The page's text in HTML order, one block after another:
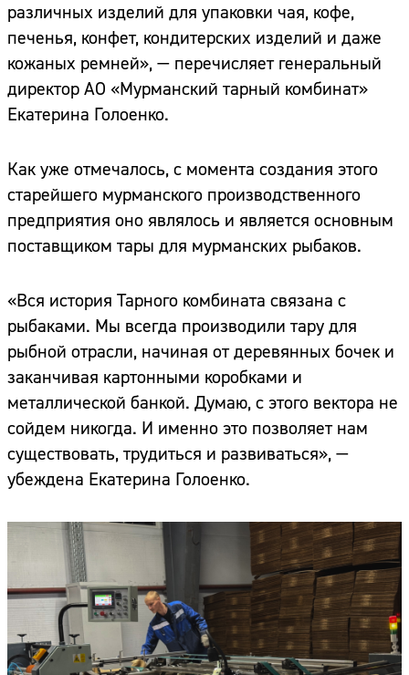
различных изделий для упаковки чая, кофе,
печенья, конфет, кондитерских изделий и даже
кожаных ремней», — перечисляет генеральный
директор АО «Мурманский тарный комбинат»
Екатерина Голоенко.
Как уже отмечалось, с момента создания этого
старейшего мурманского производственного
предприятия оно являлось и является основным
поставщиком тары для мурманских рыбаков.
«Вся история Тарного комбината связана с
рыбаками. Мы всегда производили тару для
рыбной отрасли, начиная от деревянных бочек и
заканчивая картонными коробками и
металлической банкой. Думаю, с этого вектора не
сойдем никогда. И именно это позволяет нам
существовать, трудиться и развиваться», —
убеждена Екатерина Голоенко.